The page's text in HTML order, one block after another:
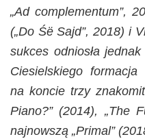
„Ad complementum”,
(„Do Śë Sajd”, 2018) i
sukces odniosła
Ciesielskiego
na koncie trzy
Piano?” (2014), „The
najnowszą „Primal”